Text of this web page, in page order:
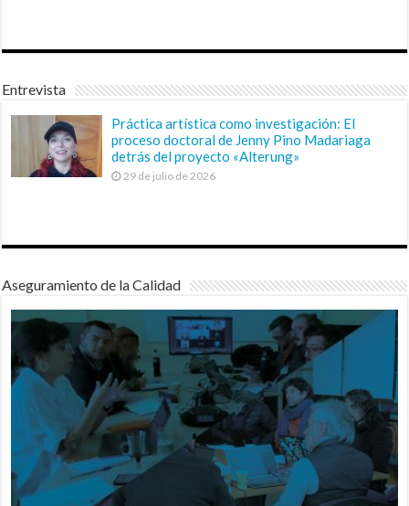
Entrevista
Práctica artística como investigación: El
proceso doctoral de Jenny Pino Madariaga
detrás del proyecto «Alterung»
29 de julio de 2026
Aseguramiento de la Calidad